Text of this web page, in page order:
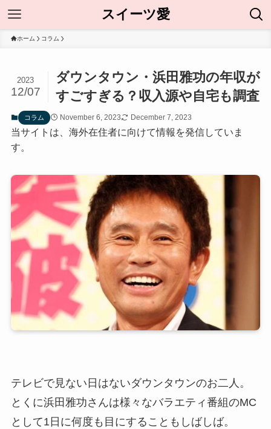
スイーツ愛
ホーム コラム
ダウンタウン・浜田雅功の年収が
すごすぎる？収入源や自宅も調査
2023
12/07
コラム November 6, 2023 December 7, 2023
当サイトは、海外在住者に向けて情報を発信していま
す。
テレビで見ない日はないダウンタウンのお二人。
とくに浜田雅功さんは様々なバラエティ番組のMC
として1日に何度も目にすることもしばしば。